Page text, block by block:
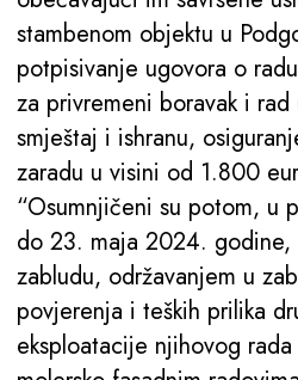
stambenom objektu u
potpisivanje ugovora o
za privremeni boravak i
smještaj i ishranu,
zaradu u visini od 1.800
“Osumnjičeni su potom, u
do 23. maja 2024. godine,
zabludu, održavanjem u
povjerenja i teških prilika
eksploatacije njihovog rada